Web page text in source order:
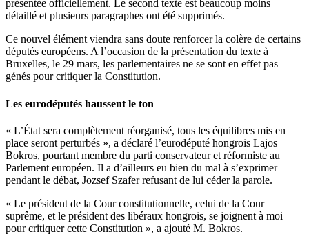
présentée officiellement. Le second texte est beaucoup moins
détaillé et plusieurs paragraphes ont été supprimés.
Ce nouvel élément viendra sans doute renforcer la colère de certains
députés européens. A l’occasion de la présentation du texte à
Bruxelles, le 29 mars, les parlementaires ne se sont en effet pas
génés pour critiquer la Constitution.
Les eurodéputés haussent le ton
« L’État sera complètement réorganisé, tous les équilibres mis en
place seront perturbés », a déclaré l’eurodéputé hongrois Lajos
Bokros, pourtant membre du parti conservateur et réformiste au
Parlement européen. Il a d’ailleurs eu bien du mal à s’exprimer
pendant le débat, Jozsef Szafer refusant de lui céder la parole.
« Le président de la Cour constitutionnelle, celui de la Cour
suprême, et le président des libéraux hongrois, se joignent à moi
pour critiquer cette Constitution », a ajouté M. Bokros.